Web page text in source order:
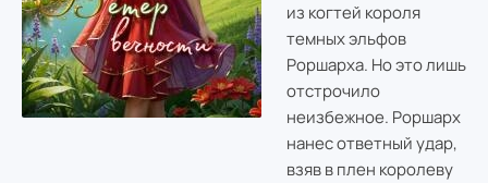
из когтей короля
темных эльфов
Роршарха. Но это лишь
отстрочило
неизбежное. Роршарх
нанес ответный удар,
взяв в плен королеву